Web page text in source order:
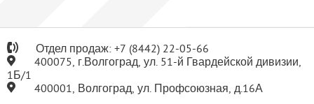
Отдел продаж: +7 (8442) 22-05-66
400075, г.Волгоград, ул. 51-й Гвардейской дивизии,
1Б/1
400001, Волгоград, ул. Профсоюзная, д.16А